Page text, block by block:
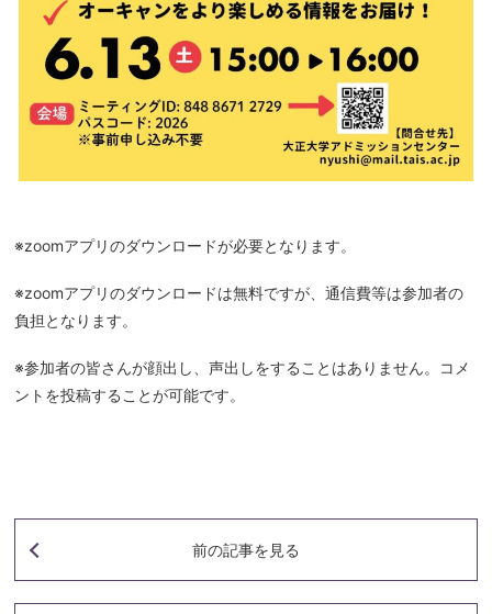
※zoomアプリのダウンロードが必要となります。
※zoomアプリのダウンロードは無料ですが、通信費等は参加者の
負担となります。
※参加者の皆さんが顔出し、声出しをすることはありません。コメ
ントを投稿することが可能です。
前の記事を見る